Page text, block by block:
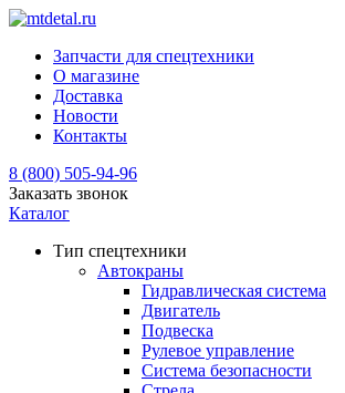
Запчасти для спецтехники
О магазине
Доставка
Новости
Контакты
8 (800) 505-94-96
Заказать звонок
Каталог
Тип спецтехники
Автокраны
Гидравлическая система
Двигатель
Подвеска
Рулевое управление
Система безопасности